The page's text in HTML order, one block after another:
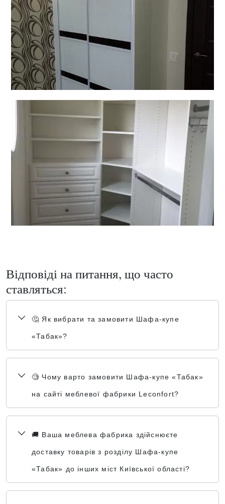
Відповіді на питання, що часто
ставляться:
🤔 Як вибрати та замовити Шафа-купе
«Табак»?
🧐 Чому варто замовити Шафа-купе «Табак»
на сайті меблевої фабрики Leconfort?
🚚 Ваша меблева фабрика здійснюєте
доставку товарів з розділу Шафа-купе
«Табак» до інших міст Київської області?